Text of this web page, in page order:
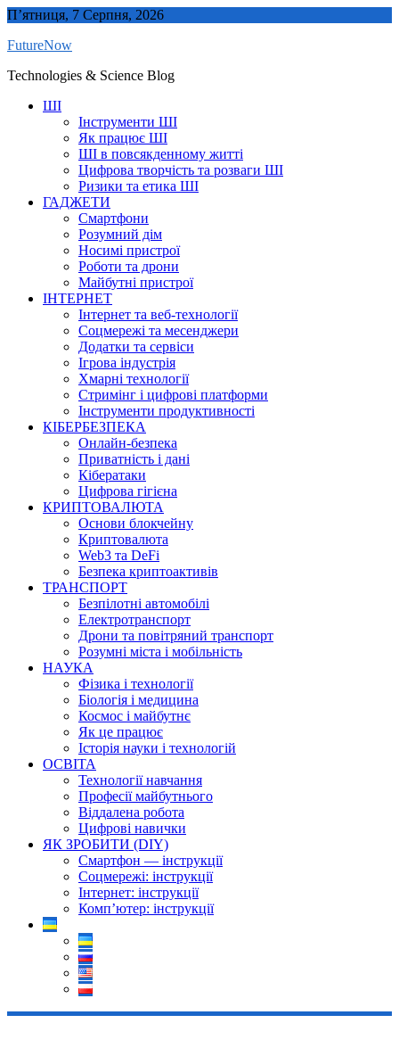
Skip
content
П’ятниця, 7 Серпня, 2026
FutureNow
Technologies & Science Blog
ШІ
Інструменти ШІ
Як працює ШІ
ШІ в повсякденному житті
Цифрова творчість та розваги ШІ
Ризики та етика ШІ
ГАДЖЕТИ
Смартфони
Розумний дім
Носимі пристрої
Роботи та дрони
Майбутні пристрої
ІНТЕРНЕТ
Інтернет та веб-технології
Соцмережі та месенджери
Додатки та сервіси
Ігрова індустрія
Хмарні технології
Стримінг і цифрові платформи
Інструменти продуктивності
КІБЕРБЕЗПЕКА
Онлайн-безпека
Приватність і дані
Кібератаки
Цифрова гігієна
КРИПТОВАЛЮТА
Основи блокчейну
Криптовалюта
Web3 та DeFi
Безпека криптоактивів
ТРАНСПОРТ
Безпілотні автомобілі
Електротранспорт
Дрони та повітряний транспорт
Розумні міста і мобільність
НАУКА
Фізика і технології
Біологія і медицина
Космос і майбутнє
Як це працює
Історія науки і технологій
ОСВІТА
Технології навчання
Професії майбутнього
Віддалена робота
Цифрові навички
ЯК ЗРОБИТИ (DIY)
Смартфон — інструкції
Соцмережі: інструкції
Інтернет: інструкції
Комп’ютер: інструкції